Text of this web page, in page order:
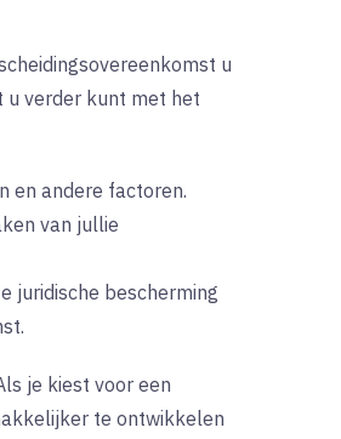
u
u verder kunt met het
en andere factoren.
van jullie
juridische bescherming
je kiest voor een
te ontwikkelen